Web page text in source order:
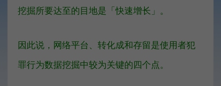
挖掘所要达至的目地是「快速增长」。
因此说，网络平台、转化成和存留是使用者犯
罪行为数据挖掘中较为关键的四个点。